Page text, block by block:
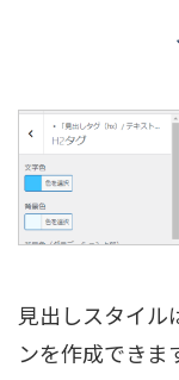
見出しスタイル
ンを作成できま